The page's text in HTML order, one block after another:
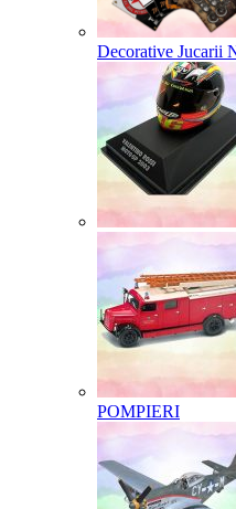
Decorative Jucarii
POMPIERI